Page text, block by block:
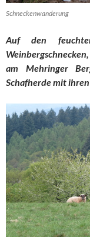
Schneckenwanderung
Auf den
am Mehringer
Schafherde mit